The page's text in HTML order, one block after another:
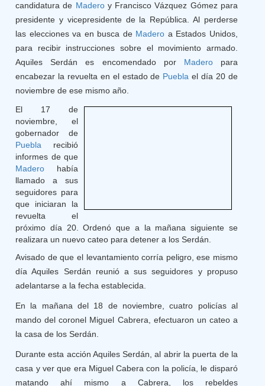
candidatura de Maderoy Francisco Vázquez Gómez para
presidente y vicepresidente de la República. Al perderse
las elecciones va en busca de Madero a Estados Unidos,
para recibir instrucciones sobre el movimiento armado.
Aquiles Serdán es encomendado por Maderopara
encabezar la revuelta en el estado de Puebla el día 20 de
noviembre de ese mismo año.
El 17 de
noviembre, el
gobernador de
Puebla recibió
informes de que
Madero había
llamado a sus
seguidores para
que iniciaran la
revuelta el
próximo día 20. Ordenó que a la mañana siguiente se
realizara un nuevo cateo para detener a los Serdán.
Avisado de que el levantamiento corría peligro, ese mismo
día Aquiles Serdán reunió a sus seguidores y propuso
adelantarse a la fecha establecida.
En la mañana del 18 de noviembre, cuatro policías al
mando del coronel Miguel Cabrera, efectuaron un cateo a
la casa de los Serdán.
Durante esta acción Aquiles Serdán, al abrir la puerta de la
casa y ver que era Miguel Cabera con la policía, le disparó
matando ahí mismo a Cabrera, los rebeldes